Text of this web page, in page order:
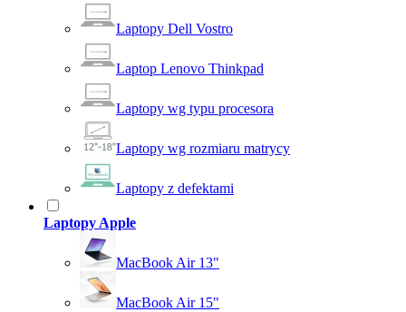
Laptopy Dell Vostro
Laptop Lenovo Thinkpad
Laptopy wg typu procesora
Laptopy wg rozmiaru matrycy
Laptopy z defektami
Laptopy Apple
MacBook Air 13"
MacBook Air 15"